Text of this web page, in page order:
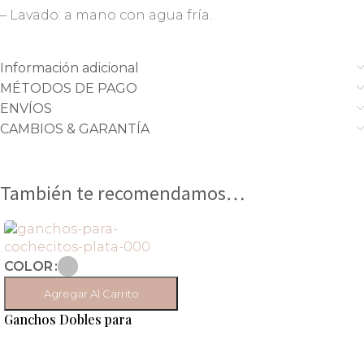
– Lavado: a mano con agua fría.
Información adicional
MÉTODOS DE PAGO
ENVÍOS
CAMBIOS & GARANTÍA
También te recomendamos…
COLOR
Agregar Al Carrito
Ganchos Dobles para